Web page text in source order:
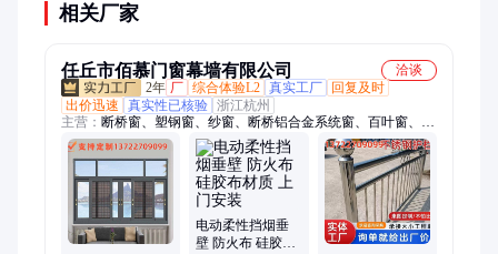
相关厂家
任丘市佰慕门窗幕墙有限公司
洽谈
2年 厂 综合体验L2 真实工厂
回复及时
出价迅速
真实性已核验 浙江杭州
主营： 断桥窗、塑钢窗、纱窗、断桥铝合金系统窗、百叶窗、防
火门
电动柔性挡烟垂
壁 防火布 硅胶布